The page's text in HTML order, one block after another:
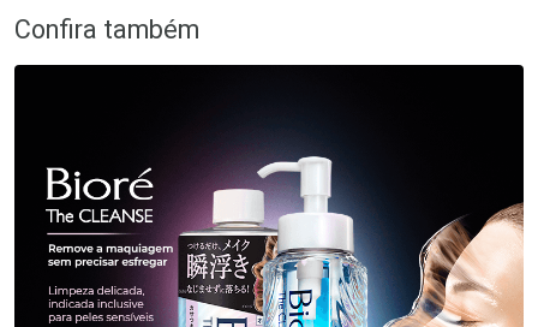
Confira também